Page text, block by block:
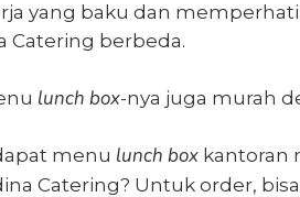
yang baku dan
Catering berbeda.
lunch box-nya juga murah
menu lunch box kantoran
Catering? Untuk order,